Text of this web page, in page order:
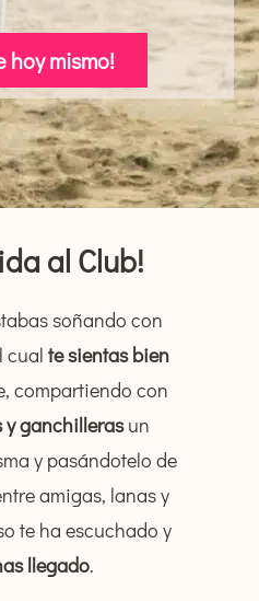
hoy mismo!
al Club!
soñando con
cual te sientas bien
compartiendo con
y ganchillerasun
y pasándotelo de
amigas, lanas y
te ha escuchado y
llegado.